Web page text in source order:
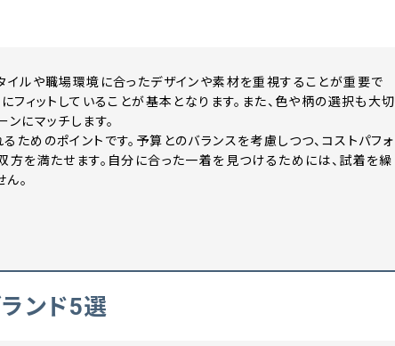
ルや職場環境に合ったデザインや素材を重視することが重要で
フィットしていることが基本となります。また、色や柄の選択も大切
にマッチします。
めのポイントです。予算とのバランスを考慮しつつ、コストパフォ
方を満たせます。自分に合った一着を見つけるためには、試着を繰
。
ンド5選